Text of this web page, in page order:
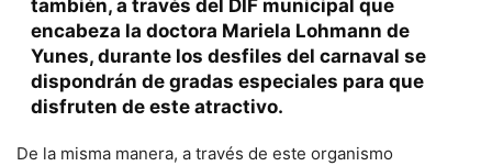
también, a través del DIF municipal que
encabeza la doctora Mariela Lohmann de
Yunes, durante los desfiles del carnaval se
dispondrán de gradas especiales para que
disfruten de este atractivo.
De la misma manera, a través de este organismo